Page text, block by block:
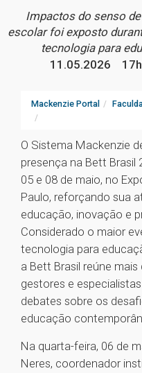
Impactos do senso
escolar foi exposto
tecnologia para
11.05.2026
Mackenzie Portal
O Sistema Mackenzie
presença na Bett Brasil
05 e 08 de maio, no
Paulo, reforçando sua
educação, inovação e
Considerado o maior
tecnologia para
a Bett Brasil reúne
gestores e
debates sobre os
educação
Na quarta-feira, 06 de
Neres, coordenador